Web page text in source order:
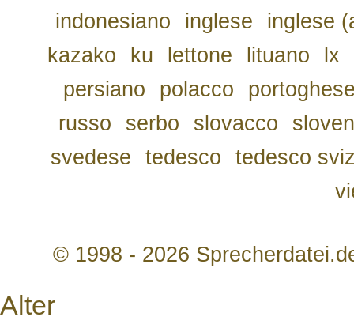
indonesiano
inglese
inglese
kazako
ku lettone lituano lx
persiano
polacco
russo
serbo slovacco
svedese
tedesco
tedesco
© 1998 - 2026
Alter